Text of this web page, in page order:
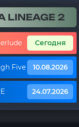
2
Сегодня
Five 10.08.2026
24.07.2026